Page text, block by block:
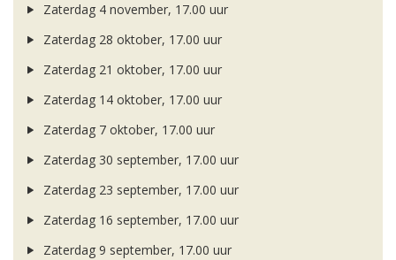
Zaterdag 4 november, 17.00 uur
Zaterdag 28 oktober, 17.00 uur
Zaterdag 21 oktober, 17.00 uur
Zaterdag 14 oktober, 17.00 uur
Zaterdag 7 oktober, 17.00 uur
Zaterdag 30 september, 17.00 uur
Zaterdag 23 september, 17.00 uur
Zaterdag 16 september, 17.00 uur
Zaterdag 9 september, 17.00 uur